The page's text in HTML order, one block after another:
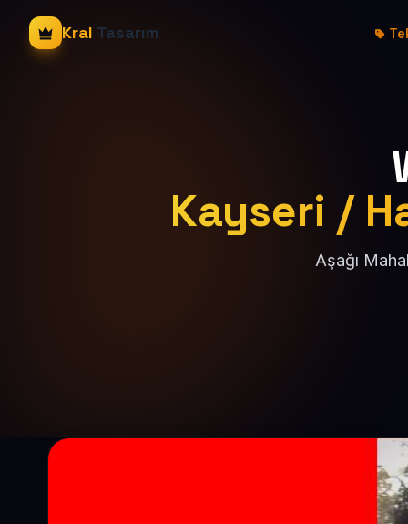
Kral Tasarım
Kayseri /
Aşağı